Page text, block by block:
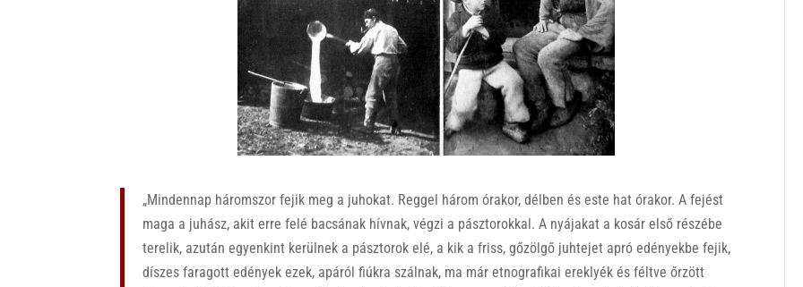
„Mindennap háromszor fejik meg a juhokat. Reggel három órakor, délben és este hat órakor. A fejést
maga a juhász, akit erre felé bacsának hívnak, végzi a pásztorokkal. A nyájakat a kosár első részébe
terelik, azután egyenkint kerülnek a pásztorok elé, a kik a friss, gőzölgő juhtejet apró edényekbe fejik,
díszes faragott edények ezek, apáról fiúkra szálnak, ma már etnografikai ereklyék és féltve őrzött